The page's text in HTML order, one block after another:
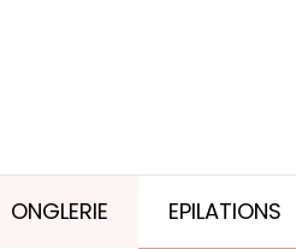
ONGLERIE EPILATIONS